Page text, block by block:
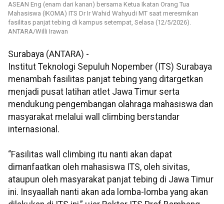
ASEAN Eng (enam dari kanan) bersama Ketua Ikatan Orang Tua
Mahasiswa (IKOMA) ITS Dr Ir Wahid Wahyudi MT saat meresmikan
fasilitas panjat tebing di kampus setempat, Selasa (12/5/2026).
ANTARA/Willi Irawan
Surabaya (ANTARA) -
Institut Teknologi Sepuluh Nopember (ITS) Surabaya
menambah fasilitas panjat tebing yang ditargetkan
menjadi pusat latihan atlet Jawa Timur serta
mendukung pengembangan olahraga mahasiswa dan
masyarakat melalui wall climbing berstandar
internasional.
“Fasilitas wall climbing itu nanti akan dapat
dimanfaatkan oleh mahasiswa ITS, oleh sivitas,
ataupun oleh masyarakat panjat tebing di Jawa Timur
ini. Insyaallah nanti akan ada lomba-lomba yang akan